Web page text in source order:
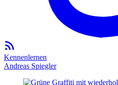
Kennenlernen
Andreas Spiegler